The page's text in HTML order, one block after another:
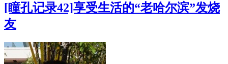
[瞳孔记录42]享受生活的“老哈尔滨”发烧
友